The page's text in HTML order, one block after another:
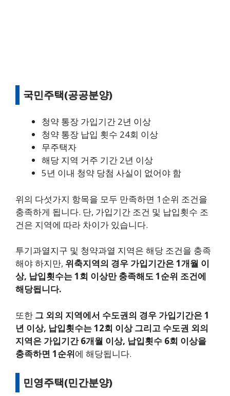
국민주택(공공분양)
청약 통장 가입기간 2년 이상
청약 통장 납입 횟수 24회 이상
무주택자
해당 지역 거주 기간 2년 이상
5년 이내 청약 당첨 사실이 없어야 함
위의 다섯가지 항목을 모두 만족하면 1순위 조건을
충족하게 됩니다. 단, 가입기간 조건 및 납입횟수 조
건은 지역에 따라 차이가 있습니다.
투기과열지구 및 청약과열 지역은 해당 조건을 충족
해야 하지만, 위축지역의 경우 가입기간은 1개월 이
상, 납입횟수는 1회 이상만 충족해도 1순위 조건에
해당됩니다.
또한 그 외의 지역에서 수도권의 경우 가입기간은 1
년 이상, 납입횟수는 12회 이상 그리고 수도권 외의
지역은 가입기간 6개월 이상, 납입횟수 6회 이상을
충족하면 1순위에 해당됩니다.
민영주택(민간분양)